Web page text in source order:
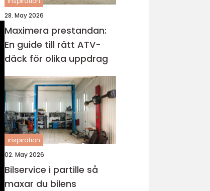
28. May 2026
Maximera prestandan:
En guide till rätt ATV-
däck för olika uppdrag
inspiration
02. May 2026
Bilservice i partille så
maxar du bilens